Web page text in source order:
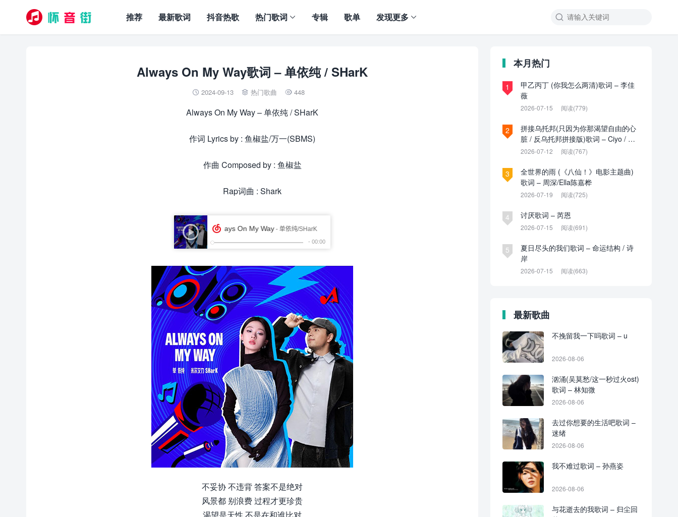

推荐 最新歌词 抖音热歌 热门歌词 专辑 歌单 发现更多
Always On My Way歌词 – 单依纯 / SHarK
 2024-09-13  热门歌曲  448
Always On My Way – 单依纯 / SHarK
作词 Lyrics by : 鱼椒盐/万一(SBMS)
作曲 Composed by : 鱼椒盐
Rap词曲 : Shark
不妥协 不违背 答案不是绝对
风景都 别浪费 过程才更珍贵
本月热门
1
甲乙丙丁 (你我怎么两清)歌词 – 李佳
薇
2026-07-15 阅读(779)
2
拼接乌托邦(只因为你那渴望自由的心
脏 / 反乌托邦拼接版)歌词 – Ciyo / 见
过夏天P / 乌托邦P
2026-07-12 阅读(767)
3
全世界的雨 (《八仙！》电影主题曲)
歌词 – 周深/Ella陈嘉桦
2026-07-19 阅读(725)
4 讨厌歌词 – 芮恩
2026-07-15 阅读(691)
5
夏日尽头的我们歌词 – 命运结构 / 诗
岸
2026-07-15 阅读(663)
最新歌曲
不挽留我一下吗歌词 – u
2026-08-06
汹涌(吴莫愁/这一秒过火ost)
歌词 – 林知微
2026-08-06
去过你想要的生活吧歌词 –
迷绪
2026-08-06
我不难过歌词 – 孙燕姿
2026-08-06
与花逝去的我歌词 – 归尘回